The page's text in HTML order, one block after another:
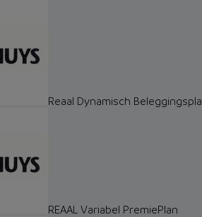
Reaal Dynamisch
REAAL Variabel PremiePlan